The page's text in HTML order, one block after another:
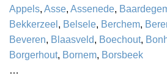
Appels, Asse, Assenede,
Bekkerzeel , Belsele, Berchem,
Beveren, Blaasveld, Boechout,
Borgerhout, Bornem, Borsbeek
…